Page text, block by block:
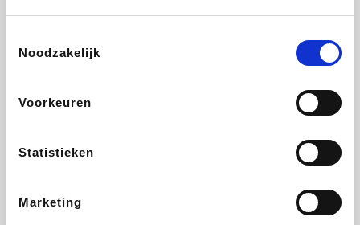
Noodzakelijk
Voorkeuren
Statistieken
Marketing
DectDirect ZEB
SupraBazar